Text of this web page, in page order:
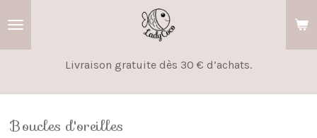
Livraison gratuite dès 30 € d’achats.
Boucles d'oreilles